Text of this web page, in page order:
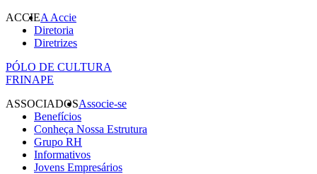
ACCIEA Accie
Diretoria
Diretrizes
PÓLO DE CULTURA
FRINAPE
ASSOCIADOSAssocie-se
Benefícios
Conheça Nossa Estrutura
Grupo RH
Informativos
Jovens Empresários